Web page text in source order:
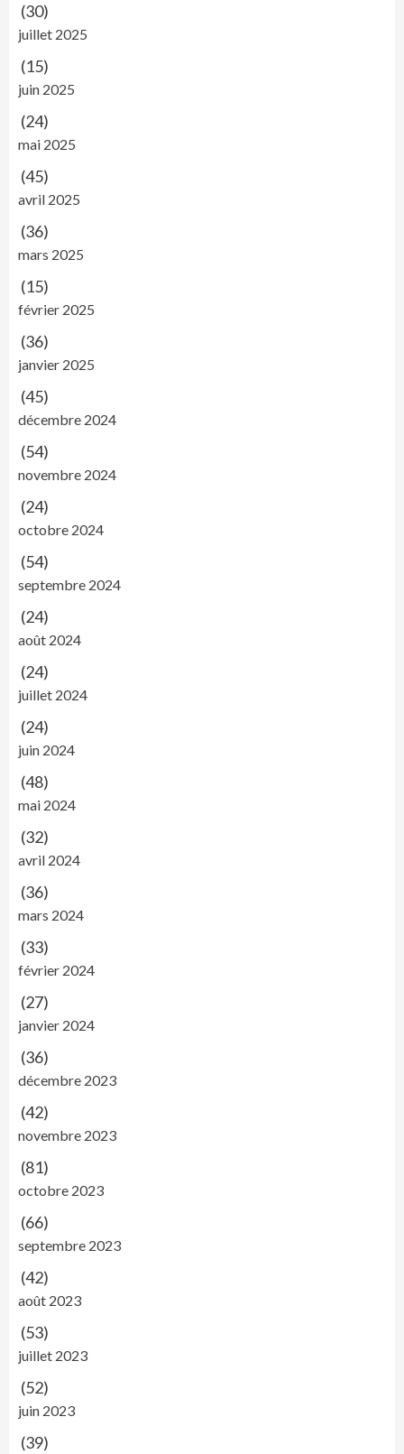
(30)
juillet 2025
(15)
juin 2025
(24)
mai 2025
(45)
avril 2025
(36)
mars 2025
(15)
février 2025
(36)
janvier 2025
(45)
décembre 2024
(54)
novembre 2024
(24)
octobre 2024
(54)
septembre 2024
(24)
août 2024
(24)
juillet 2024
(24)
juin 2024
(48)
mai 2024
(32)
avril 2024
(36)
mars 2024
(33)
février 2024
(27)
janvier 2024
(36)
décembre 2023
(42)
novembre 2023
(81)
octobre 2023
(66)
septembre 2023
(42)
août 2023
(53)
juillet 2023
(52)
juin 2023
(39)